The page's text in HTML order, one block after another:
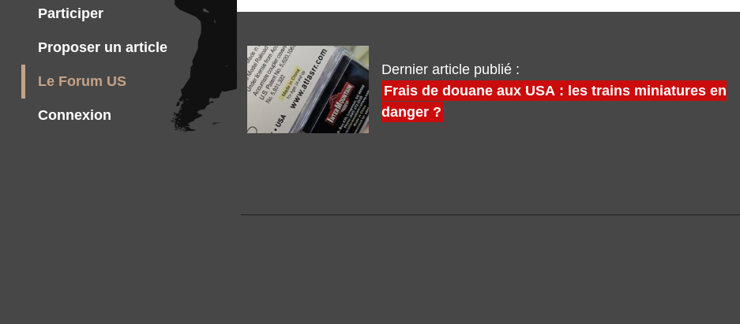
Participer
Proposer un article
Le Forum US
Connexion
Dernier article publié :
Frais de douane aux USA : les trains miniatures en
danger ?